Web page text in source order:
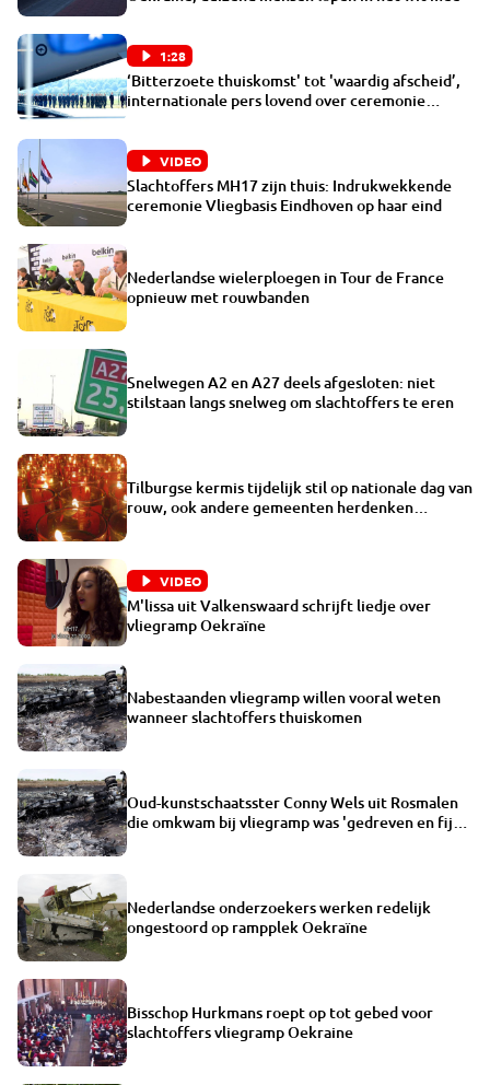
1:28
‘Bitterzoete thuiskomst' tot 'waardig afscheid’,
internationale pers lovend over ceremonie
VIDEO
Slachtoffers MH17 zijn thuis: Indrukwekkende
ceremonie Vliegbasis Eindhoven op haar eind
Nederlandse wielerploegen in Tour de France
opnieuw met rouwbanden
Snelwegen A2 en A27 deels afgesloten: niet
stilstaan langs snelweg om slachtoffers te eren
Tilburgse kermis tijdelijk stil op nationale dag van
rouw, ook andere gemeenten herdenken
VIDEO
M'lissa uit Valkenswaard schrijft liedje over
vliegramp Oekraïne
Nabestaanden vliegramp willen vooral weten
wanneer slachtoffers thuiskomen
Oud-kunstschaatsster Conny Wels uit Rosmalen
die omkwam bij vliegramp was 'gedreven en fijn
Nederlandse onderzoekers werken redelijk
ongestoord op rampplek Oekraïne
Bisschop Hurkmans roept op tot gebed voor
slachtoffers vliegramp Oekraine